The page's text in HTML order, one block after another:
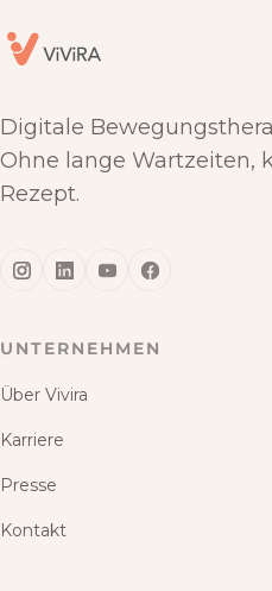
Digitale
Ohne lange Wartzeiten,
Rezept.
UNTERNEHMEN
Über Vivira
Karriere
Presse
Kontakt